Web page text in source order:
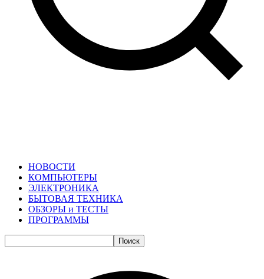
НОВОСТИ
КОМПЬЮТЕРЫ
ЭЛЕКТРОНИКА
БЫТОВАЯ ТЕХНИКА
ОБЗОРЫ и ТЕСТЫ
ПРОГРАММЫ
Поиск